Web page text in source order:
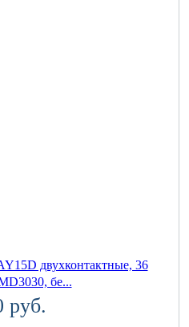
двухконтактные, 36
бе...
руб.